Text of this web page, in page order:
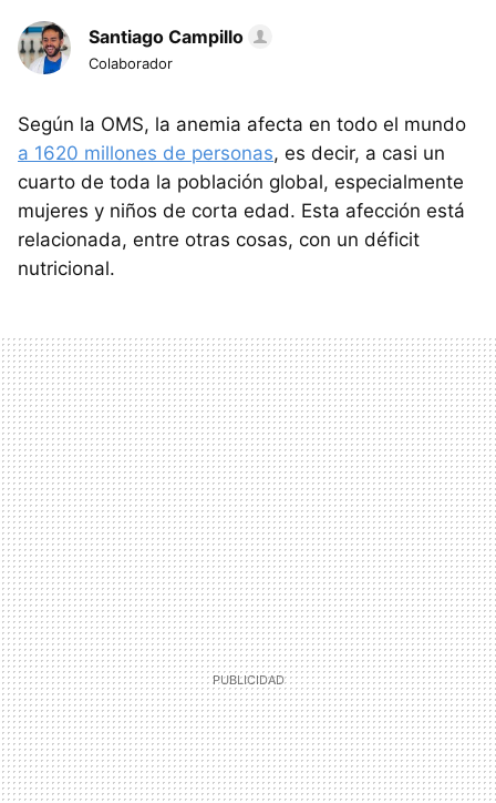
Santiago Campillo
Colaborador
Según la OMS, la anemia afecta en todo el mundo
a 1620 millones de personas, es decir, a casi un
cuarto de toda la población global, especialmente
mujeres y niños de corta edad. Esta afección está
relacionada, entre otras cosas, con un déficit
nutricional.